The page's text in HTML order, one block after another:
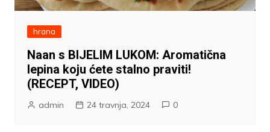
hrana
Naan s BIJELIM LUKOM: Aromatična
lepina koju ćete stalno praviti!
(RECEPT, VIDEO)
admin 24 travnja, 2024 0